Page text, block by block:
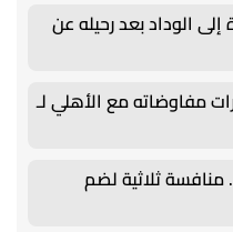
الوداد بعد رحيله عن
مفاوضاته مع الأهلي لـ
منافسة ثلاثية لضم